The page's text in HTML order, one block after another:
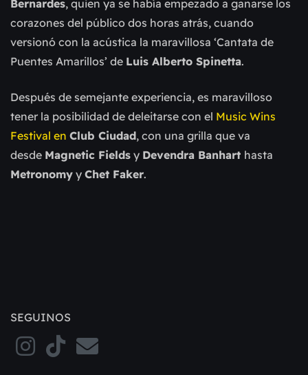
Bernardes, quien ya se había empezado a ganarse los
corazones del público dos horas atrás, cuando
versionó con la acústica la maravillosa ‘Cantata de
Puentes Amarillos’ de Luis Alberto Spinetta.
Después de semejante experiencia, es maravilloso
tener la posibilidad de deleitarse con el Music Wins
Festival en Club Ciudad, con una grilla que va
desde Magnetic Fields y Devendra Banhart hasta
Metronomy y Chet Faker.
SEGUINOS